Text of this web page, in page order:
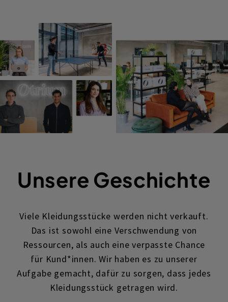
Unsere Geschichte
Viele Kleidungsstücke werden nicht verkauft.
Das ist sowohl eine Verschwendung von
Ressourcen, als auch eine verpasste Chance
für Kund*innen. Wir haben es zu unserer
Aufgabe gemacht, dafür zu sorgen, dass jedes
Kleidungsstück getragen wird.